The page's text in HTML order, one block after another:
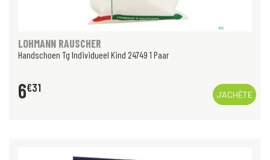
LOHMANN RAUSCHER
Handschoen Tg Individueel Kind 24749 1 Paar
6€31
J’ACHÈTE